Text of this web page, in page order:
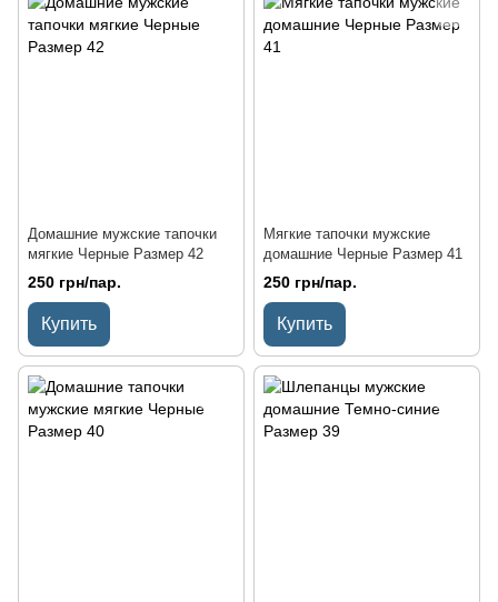
Домашние мужские тапочки
мягкие Черные Размер 42
250 грн/пар.
Купить
Мягкие тапочки мужские
домашние Черные Размер 41
250 грн/пар.
Купить